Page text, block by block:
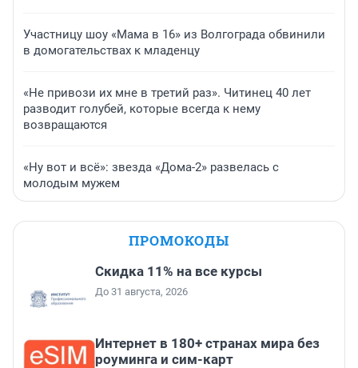
Участницу шоу «Мама в 16» из Волгограда обвинили
в домогательствах к младенцу
«Не привози их мне в третий раз». Читинец 40 лет
разводит голубей, которые всегда к нему
возвращаются
«Ну вот и всё»: звезда «Дома-2» развелась с
молодым мужем
ПРОМОКОДЫ
Скидка 11% на все курсы
До 31 августа, 2026
Интернет в 180+ странах мира без
роуминга и сим-карт